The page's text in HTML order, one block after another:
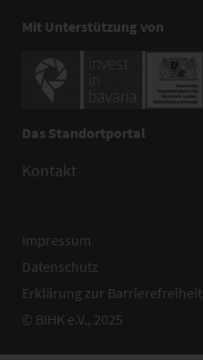
Mit Unterstützung von
Das Standortportal
Kontakt
Impressum
Datenschutz
Erklärung zur Barrierefreiheit
© BIHK e.V., 2025